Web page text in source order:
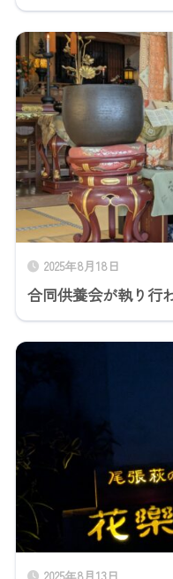
2025年8月18日
合同供養会が執り行
2025年8月13日